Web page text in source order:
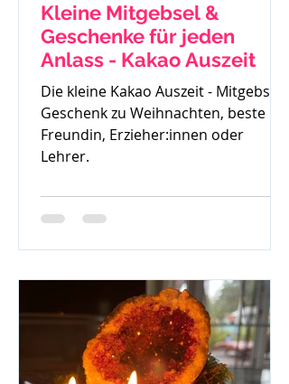
Kleine Mitgebsel &
Geschenke für jeden
Anlass - Kakao Auszeit
Die kleine Kakao Auszeit - Mitgebsel,
Geschenk zu Weihnachten, beste
Freundin, Erzieher:innen oder
Lehrer.